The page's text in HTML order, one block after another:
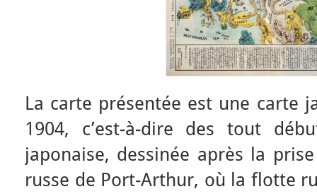
La carte présentée est une carte
1904, c’est-à-dire des tout
japonaise, dessinée après la
russe de Port-Arthur, où la flotte